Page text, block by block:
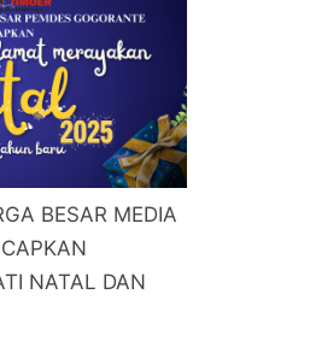
BESAR MEDIA
NATAL DAN